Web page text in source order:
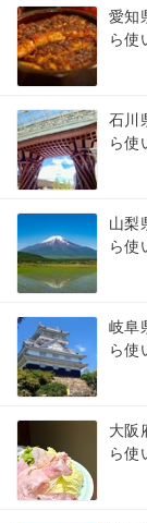
愛知
ら使
石川
ら使
山梨
ら使
岐阜
ら使
大阪
ら使